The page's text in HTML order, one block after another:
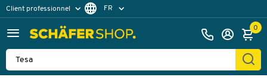
Client professionnel
Client particulier
FR
0